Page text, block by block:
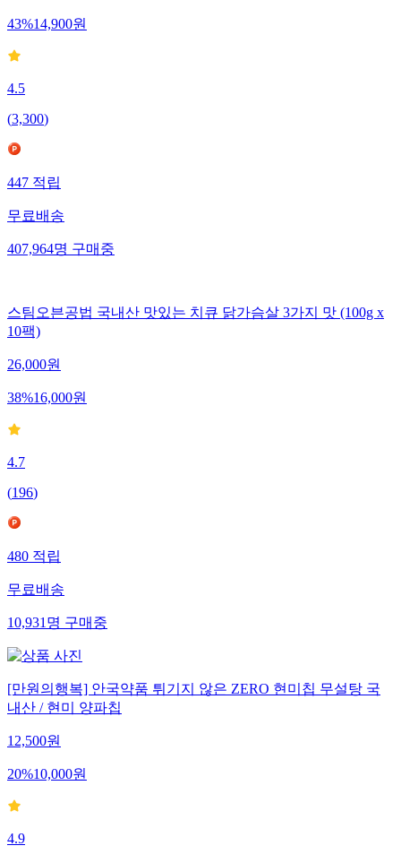
43%14,900원
4.5
(3,300)
447 적립
무료배송
407,964명 구매중
스팀오븐공법 국내산 맛있는 치큐 닭가슴살 3가지 맛 (100g x
10팩)
26,000원
38%16,000원
4.7
(196)
480적립
무료배송
10,931명구매중
[만원의행복] 안국약품 튀기지 않은 ZERO 현미칩 무설탕 국
내산 / 현미 양파칩
12,500원
20%10,000원
4.9